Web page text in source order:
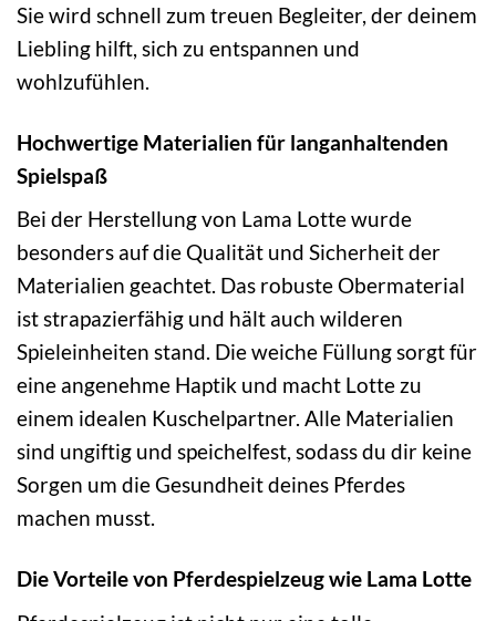
Sie wird schnell zum treuen Begleiter, der deinem
Liebling hilft, sich zu entspannen und
wohlzufühlen.
Hochwertige Materialien für langanhaltenden
Spielspaß
Bei der Herstellung von Lama Lotte wurde
besonders auf die Qualität und Sicherheit der
Materialien geachtet. Das robuste Obermaterial
ist strapazierfähig und hält auch wilderen
Spieleinheiten stand. Die weiche Füllung sorgt für
eine angenehme Haptik und macht Lotte zu
einem idealen Kuschelpartner. Alle Materialien
sind ungiftig und speichelfest, sodass du dir keine
Sorgen um die Gesundheit deines Pferdes
machen musst.
Die Vorteile von Pferdespielzeug wie Lama Lotte